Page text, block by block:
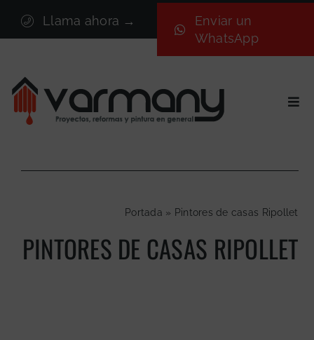
contenido
Llama ahora →
Enviar un
WhatsApp
Sectores
Nosotros
Portada » Pintores de casas Ripollet
PINTORES DE CASAS RIPOLLET